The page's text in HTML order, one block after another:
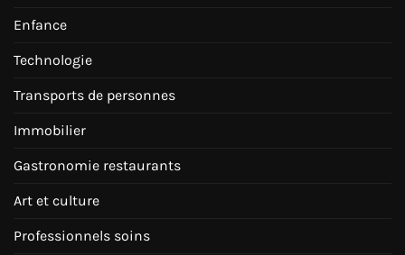
Enfance
Technologie
Transports de personnes
Immobilier
Gastronomie restaurants
Art et culture
Professionnels soins